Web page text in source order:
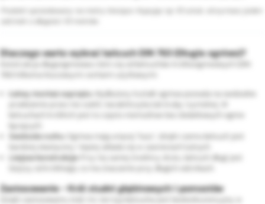
Produkt sprzedawany na metry bieżące. Kupując np. 10 sztuk, otrzymasz jeden
odcinek o długości 10 metrów.
Dlaczego warto wybrać łańcuch DIN 763 (Długie ogniwo)?
Konstrukcja długoogniwowa różni się od łańcuchów krótkoogniwowych (DIN
Łatwy montaż osprzętu:
Wydłużony kształt ogniwa pozwala na swobodne
łańcuchach krótkich jest to często niemożliwe bez dodatkowych ogniw
Swoboda ruchu:
Ogniwa mają więcej "luzu", dzięki czemu łańcuch jest
Lżejsza konstrukcja: Przy tej samej średnicy drutu, łańcuch długi jest
lżejszy od krótkiego, co ma znaczenie przy długich odcinkach.
Zastosowanie - Król studni głębinowych i pomostów